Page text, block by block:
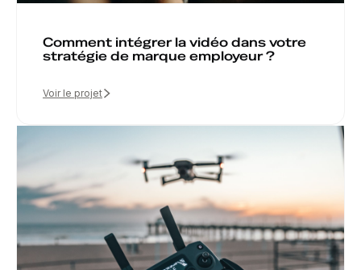
Comment intégrer la vidéo dans votre
stratégie de marque employeur ?
Voir le projet